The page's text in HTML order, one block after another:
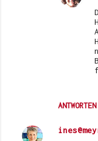
ANTWORTEN